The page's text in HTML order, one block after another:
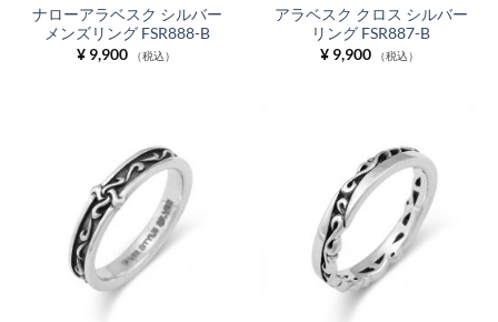
ナローアラベスク シルバー
メンズリング FSR888-B
¥9,900 （税込）
アラベスク クロス シルバー
リング FSR887-B
¥9,900 （税込）